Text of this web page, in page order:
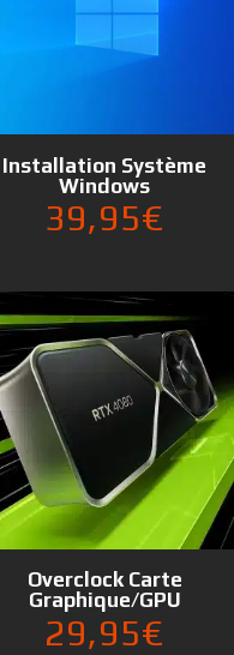
Installation Système
Windows
39,95€
Overclock Carte
Graphique/GPU
29,95€